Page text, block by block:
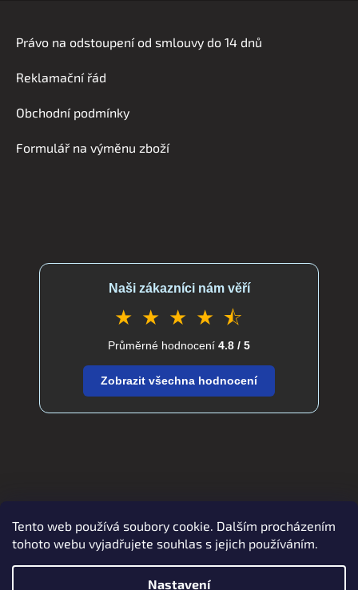
Tento web používá soubory cookie. Dalším procházením
tohoto webu vyjadřujete souhlas s jejich používáním.
Nastavení
Právo na odstoupení od smlouvy do 14 dnů
Reklamační řád
Obchodní podmínky
Formulář na výměnu zboží
Naši zákazníci nám věří
★ ★ ★ ★ ⯪
Průměrné hodnocení 4.8 / 5
Zobrazit všechna hodnocení
Zboží.cz Heureka.cz verdatex.cz